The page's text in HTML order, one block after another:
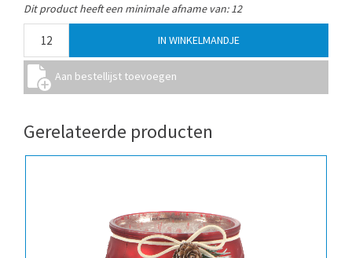
Dit product heeft een minimale afname van: 12
Gerelateerde producten